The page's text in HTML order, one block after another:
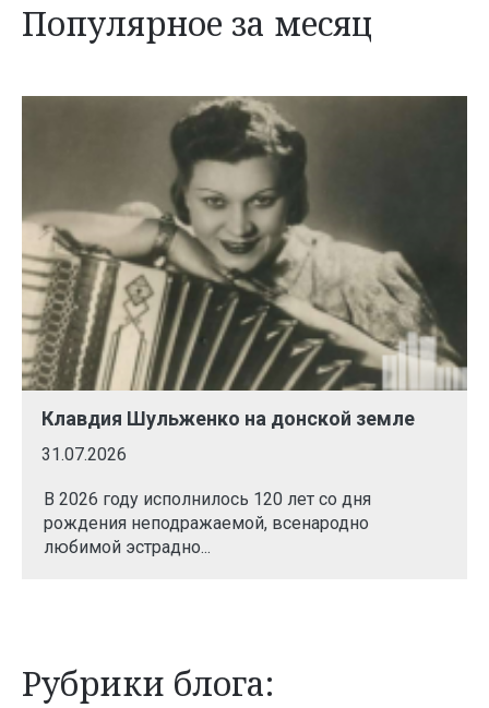
Популярное за месяц
Клавдия Шульженко на донской земле
31.07.2026
В 2026 году исполнилось 120 лет со дня
рождения неподражаемой, всенародно
любимой эстрадно...
Рубрики блога: